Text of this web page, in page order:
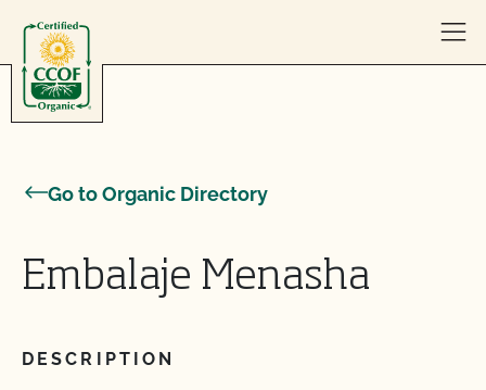
Go to Organic Directory
Embalaje Menasha
DESCRIPTION